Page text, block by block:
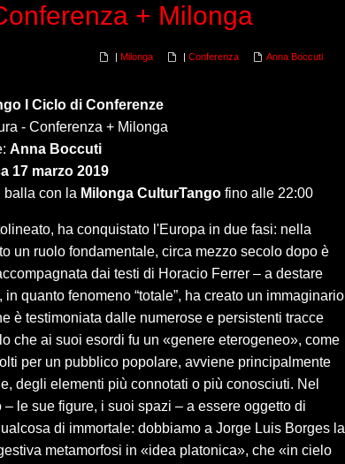
+ Milonga
Anna Boccuti
| Conferenza
| Milonga
I Ciclo di Conferenze
- Conferenza + Milonga
Anna Boccuti
17 marzo 2019
balla con la Milonga CulturTango fino alle 22:00
ha conquistato l'Europa in due fasi: nella
un ruolo fondamentale, circa mezzo secolo dopo è
dai testi di Horacio Ferrer – a destare
quanto fenomeno “totale”, ha creato un immaginario
è testimoniata dalle numerose e persistenti tracce
che ai suoi esordi fu un «genere eterogeneo», come
per un pubblico popolare, avviene principalmente
degli elementi più connotati o più conosciuti. Nel
le sue figure, i suoi spazi – a essere oggetto di
di immortale: dobbiamo a Jorge Luis Borges la
metamorfosi in «idea platonica», che «in cielo